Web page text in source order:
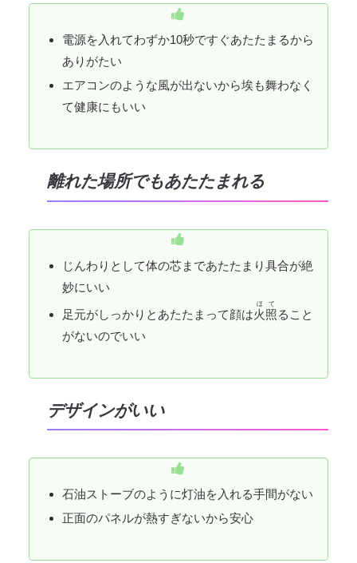
電源を入れてわずか10秒ですぐあたたまるから
ありがたい
エアコンのような風が出ないから埃も舞わなく
て健康にもいい
離れた場所でもあたたまれる
じんわりとして体の芯まであたたまり具合が絶
妙にいい
足元がしっかりとあたたまって顔は火照
ほて
ること
がないのでいい
デザインがいい
石油ストーブのように灯油を入れる手間がない
正面のパネルが熱すぎないから安心